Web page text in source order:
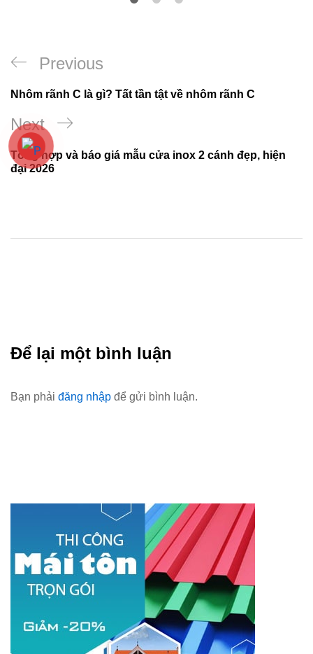
Điều
hướng
bài
viết
Previous
Post
Previous
Nhôm rãnh C là gì? Tất tần tật về nhôm rãnh C
Next
Post
Next
Tổng hợp và báo giá mẫu cửa inox 2 cánh đẹp, hiện
đại 2026
Để lại một bình luận
Bạn phải đăng nhập để gửi bình luận.